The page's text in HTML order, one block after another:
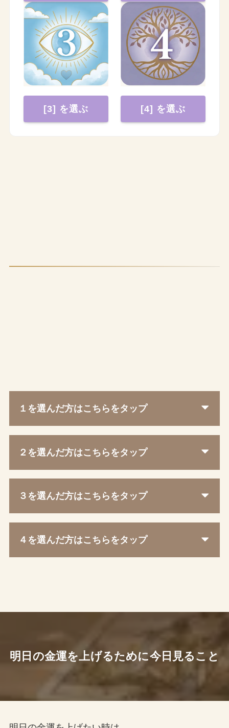
[3] を選ぶ [4] を選ぶ
１を選んだ方はこちらをタップ
２を選んだ方はこちらをタップ
３を選んだ方はこちらをタップ
４を選んだ方はこちらをタップ
明日の金運を上げるために今日見ること